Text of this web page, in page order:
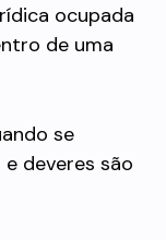
ocupada
de uma
se
deveres são